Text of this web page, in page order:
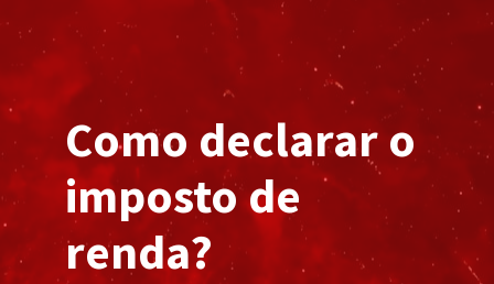
Como declarar o
imposto de
renda?